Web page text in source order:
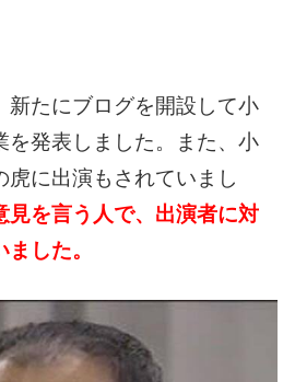
新たにブログを開設して小
発表しました。
また、小
虎に出演もされていまし
見を言う人で、出演者に対
した。